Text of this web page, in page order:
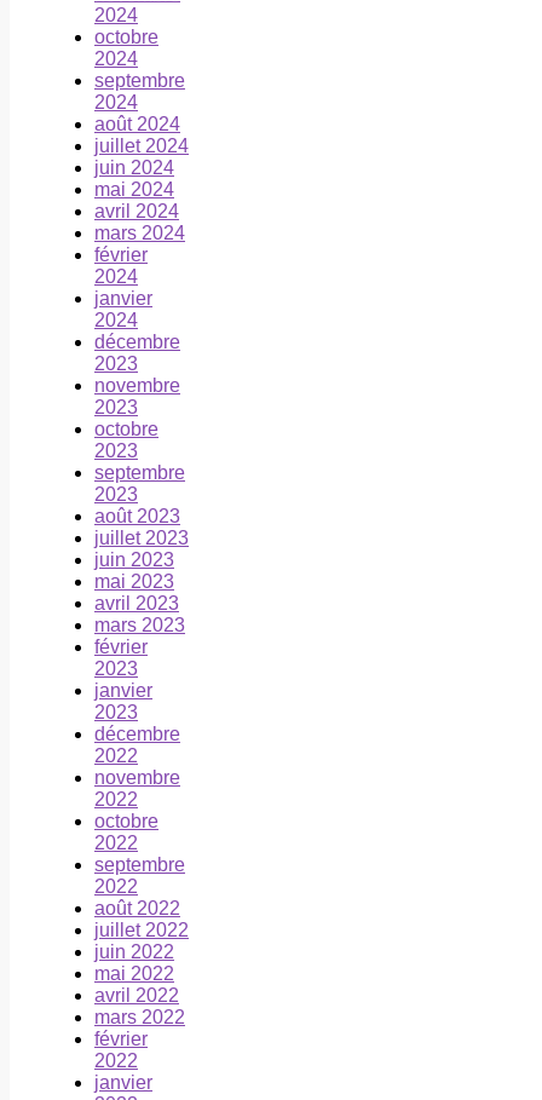
2024
octobre
2024
septembre
2024
août 2024
juillet 2024
juin 2024
mai 2024
avril 2024
mars 2024
février
2024
janvier
2024
décembre
2023
novembre
2023
octobre
2023
septembre
2023
août 2023
juillet 2023
juin 2023
mai 2023
avril 2023
mars 2023
février
2023
janvier
2023
décembre
2022
novembre
2022
octobre
2022
septembre
2022
août 2022
juillet 2022
juin 2022
mai 2022
avril 2022
mars 2022
février
2022
janvier